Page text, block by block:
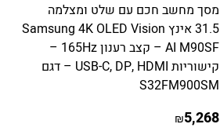
מסך מחשב חכם עם שלט ומצלמה
31.5 אינץ Samsung 4K OLED Vision
AI M90SF – קצב רענון 165Hz –
קישוריות USB-C, DP, HDMI – דגם
S32FM900SM
5,268
₪